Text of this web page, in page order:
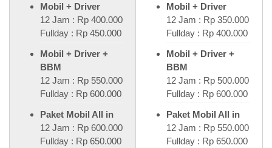
Mobil + Driver
12 Jam : Rp 400.000
Fullday : Rp 450.000
Mobil + Driver +
BBM
12 Jam : Rp 550.000
Fullday : Rp 600.000
Paket Mobil All in
12 Jam : Rp 600.000
Fullday : Rp 650.000
Mobil + Driver
12 Jam : Rp 350.000
Fullday : Rp 400.000
Mobil + Driver +
BBM
12 Jam : Rp 500.000
Fullday : Rp 600.000
Paket Mobil All in
12 Jam : Rp 550.000
Fullday : Rp 650.000